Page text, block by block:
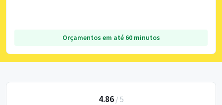
Orçamentos em até 60 minutos
4.86/ 5